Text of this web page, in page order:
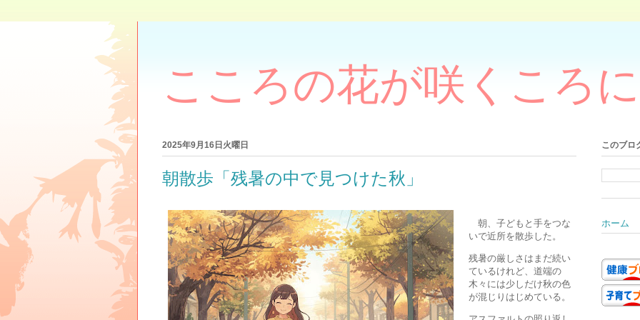
こころの花が咲くころに
2025年9月16日火曜日
朝散歩「残暑の中で見つけた秋」
朝、子どもと手をつな
いで近所を散歩した。
残暑の厳しさはまだ続い
ているけれど、道端の
木々には少しだけ秋の色
が混じりはじめている。
このブロ
ホーム